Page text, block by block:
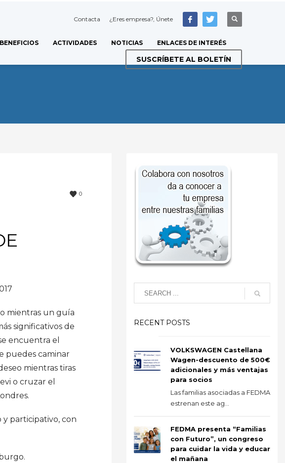
Contacta ¿Eres empresa?, Únete
BENEFICIOS ACTIVIDADES NOTICIAS ENLACES DE INTERÉS
SUSCRÍBETE AL BOLETÍN
0
mientras un guía
significativos de
encuentra el
puedes caminar
mientras tiras
o cruzar el
participativo, con
RECENT POSTS
VOLKSWAGEN Castellana
Wagen-descuento de 500€
adicionales y más ventajas
para socios
Las familias asociadas a FEDMA
estrenan este ag...
FEDMA presenta “Familias
con Futuro”, un congreso
para cuidar la vida y educar
el mañana